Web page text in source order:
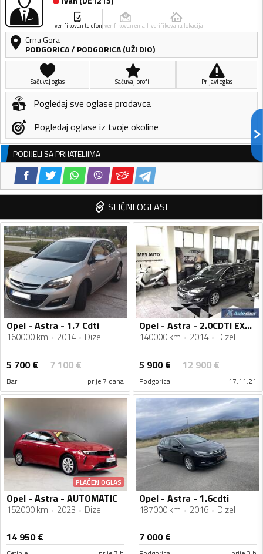
verifikovan telefon verifikovan email verifikovana lokacija
Crna Gora
PODGORICA/ PODGORICA (UŽI DIO)
Sačuvaj oglas Sačuvaj profil Prijavi oglas
Pogledaj sve oglase prodavca
Pogledaj oglase iz tvoje okoline
PODIJELI SA PRIJATELJIMA
SLIČNI OGLASI
Opel - Astra - 1.7 Cdti
160000 km 2014 Dizel
5 700€ 7 100€
Bar prije 7 dana
Opel - Astra - 2.0CDTI EXCLUSIV
140000 km 2014 Dizel
5 900€ 12 900€
Podgorica 17.11.21
PLAĆEN OGLAS
Opel - Astra - AUTOMATIC
152000 km 2023 Dizel
14 950€
Opel - Astra - 1.6cdti
187000 km 2016 Dizel
7 000€